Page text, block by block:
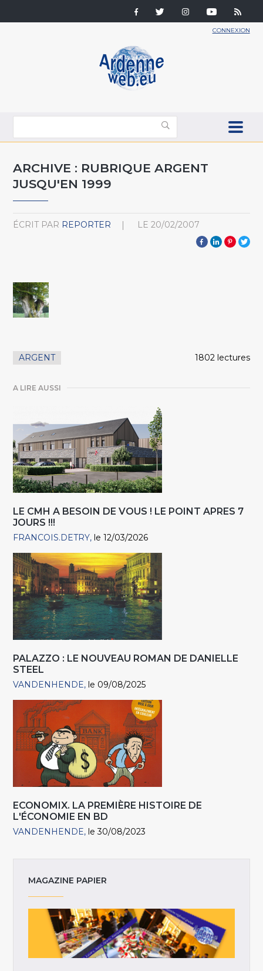
CONNEXION
ARCHIVE : RUBRIQUE ARGENT
JUSQU'EN 1999
ÉCRIT PAR REPORTER LE 20/02/2007
ARGENT 1802 lectures
A LIRE AUSSI
LE CMH A BESOIN DE VOUS ! LE POINT APRES 7
JOURS !!!
FRANCOIS.DETRY le 12/03/2026
PALAZZO : LE NOUVEAU ROMAN DE DANIELLE
STEEL
VANDENHENDE le 09/08/2025
ECONOMIX. LA PREMIÈRE HISTOIRE DE
L'ÉCONOMIE EN BD
VANDENHENDE le 30/08/2023
MAGAZINE PAPIER